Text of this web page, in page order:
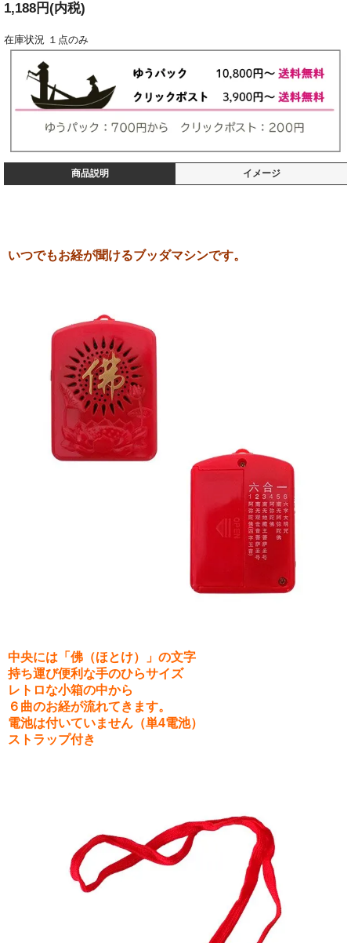
1,188円(内税)
在庫状況 １点のみ
商品説明 イメージ
いつでもお経が聞けるブッダマシンです。
中央には「佛（ほとけ）」の文字
持ち運び便利な手のひらサイズ
レトロな小箱の中から
６曲のお経が流れてきます。
電池は付いていません（単4電池）
ストラップ付き